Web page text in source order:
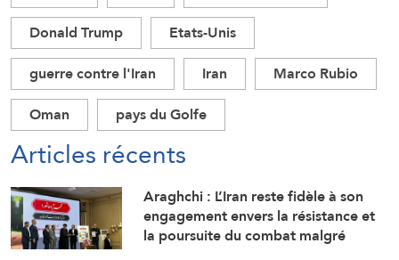
Donald Trump
Etats-Unis
guerre contre l'Iran
Iran
Marco Rubio
Oman
pays du Golfe
Articles récents
Araghchi : L’Iran reste fidèle à son
engagement envers la résistance et
la poursuite du combat malgré